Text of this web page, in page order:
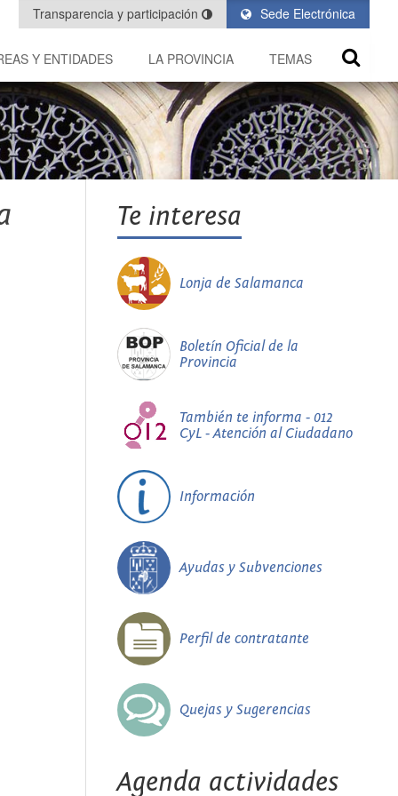
Sede Electrónica
Transparencia y participación
Y ENTIDADES LA PROVINCIA TEMAS
Te interesa
Lonja de Salamanca
Boletín Oficial de la
Provincia
También te informa - 012
CyL - Atención al Ciudadano
Información
Ayudas y Subvenciones
Perfil de contratante
Quejas y Sugerencias
Agenda actividades